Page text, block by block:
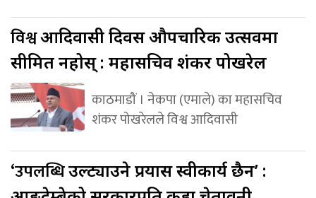
विश्वआदिवासी दिवस औपचारिक उत्सवमा
सीमित नहोस् : महासचिव शंकर पोखरेल
काठमाडौं । नेकपा (एमाले) का महासचिव
शंकर पोखरेलले विश्व आदिवासी
‘उपलब्धिउल्ट्याउने प्रयास स्वीकार्य छैन’ :